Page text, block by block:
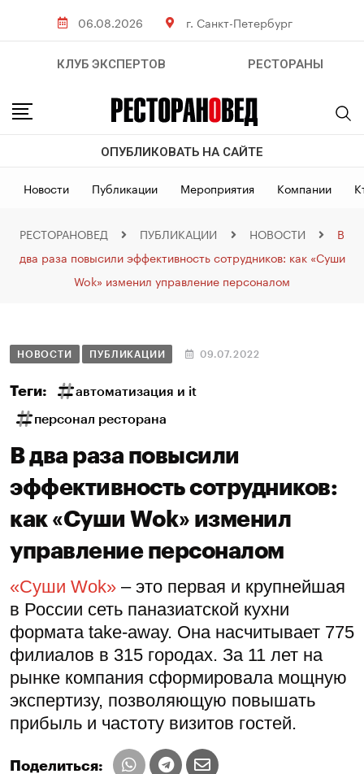
06.08.2026 г. Санкт-Петербург
КЛУБ ЭКСПЕРТОВ РЕСТОРАНЫ
ОПУБЛИКОВАТЬ НА САЙТЕ
Новости Публикации Мероприятия Компании
РЕСТОРАНОВЕД ПУБЛИКАЦИИ НОВОСТИ
В
два раза повысили эффективность сотрудников: как «Суши
Wok» изменил управление персоналом
НОВОСТИ ПУБЛИКАЦИИ 09.07.2022
Теги: автоматизация и it
персонал ресторана
В два раза повысили
эффективность сотрудников:
как «Суши Wok» изменил
управление персоналом
«Суши Wok» – это первая и крупнейшая
в России сеть паназиатской кухни
формата take-away. Она насчитывает 775
филиалов в 315 городах. За 11 лет на
рынке компания сформировала мощную
экспертизу, позволяющую повышать
прибыль и частоту визитов гостей.
Поделиться: